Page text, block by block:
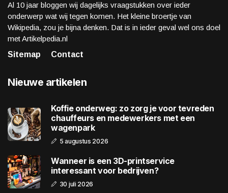
Al 10 jaar bloggen wij dagelijks vraagstukken over ieder
onderwerp wat wij tegen komen. Het kleine broertje van
Wikipedia, zou je bijna denken. Dat is in ieder geval wel ons doel
met Artikelpedia.nl
Sitemap
Contact
Nieuwe artikelen
Koffie onderweg: zo zorg je voor tevreden
chauffeurs en medewerkers met een
wagenpark
5 augustus 2026
Wanneer is een 3D-printservice
interessant voor bedrijven?
30 juli 2026